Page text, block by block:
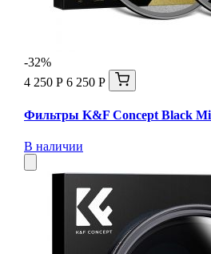
-32%
4 250 Р 6 250 Р
Фильтры K&F Concept Black
В наличии